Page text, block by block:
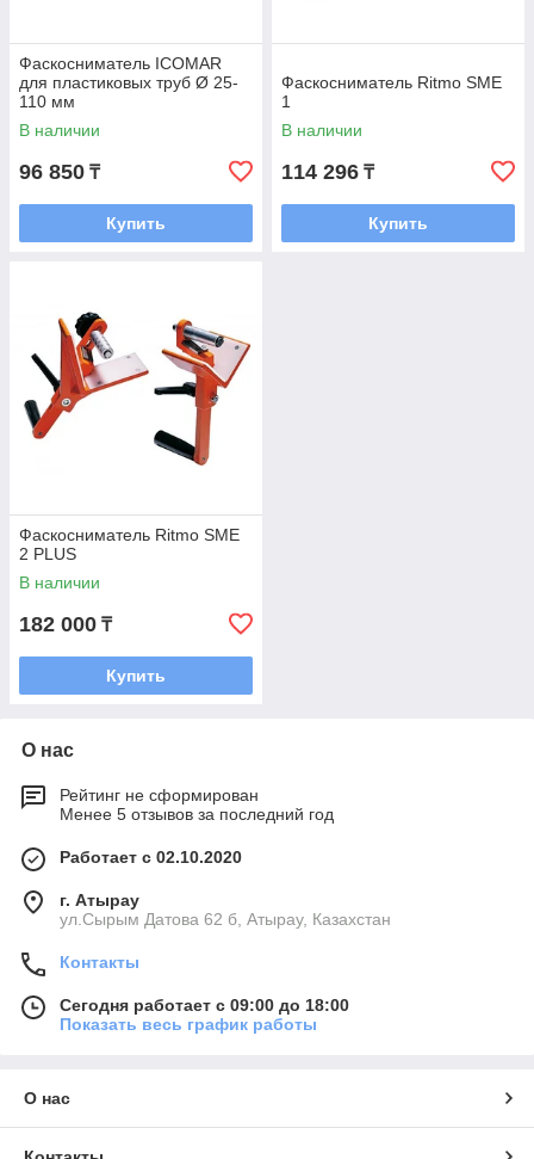
Фаскосниматель ICOMAR
для пластиковых труб Ø 25-
110 мм
В наличии
96 850 ₸
Купить
Фаскосниматель Ritmo SME
1
В наличии
114 296 ₸
Купить
Фаскосниматель Ritmo SME
2 PLUS
В наличии
182 000 ₸
Купить
О нас
Рейтинг не сформирован
Менее 5 отзывов за последний год
Работает с 02.10.2020
г. Атырау
ул.Сырым Датова 62 б, Атырау, Казахстан
Контакты
Сегодня работает с 09:00 до 18:00
Показать весь график работы
О нас